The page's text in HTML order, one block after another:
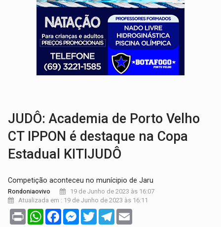
TEMAS SOCIOAMBIENTAIS:Em Itapuã do Oeste, CINEMAZÔNIA leva cinema
PREVISÃO:Interior de Rondônia terá sábado (8) de calor intenso
INFRAESTRUTURA:Após quase 30 anos de espera, asfalto chega ao
A ILHA:Coreografia de Rondônia estreia na programação do Festival de
JUDÔ: Academia de Porto Velho
CT IPPON é destaque na Copa
Estadual KITIJUDÔ
Competição aconteceu no munícipio de Jaru
Rondoniaovivo
19 de Junho de 2023 às 16:07
Atualizada em : 19 de Junho de 2023 às 16:11
Print WhatsAppFacebookMessenger
TwitterTelegram